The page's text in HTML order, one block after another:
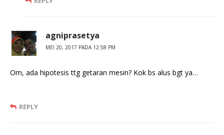
agniprasetya
MEI 20, 2017 PADA 12:58 PM
Om, ada hipotesis ttg getaran mesin? Kok bs alus bgt ya…
REPLY